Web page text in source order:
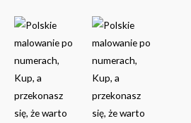
Zakres
cen:
od
83.00 zł
do
Ten
produkt
ma
wiele
wariantów.
Opcje
cen:
od
do
Ten
produkt
ma
wiele
wariantów.
Opcje